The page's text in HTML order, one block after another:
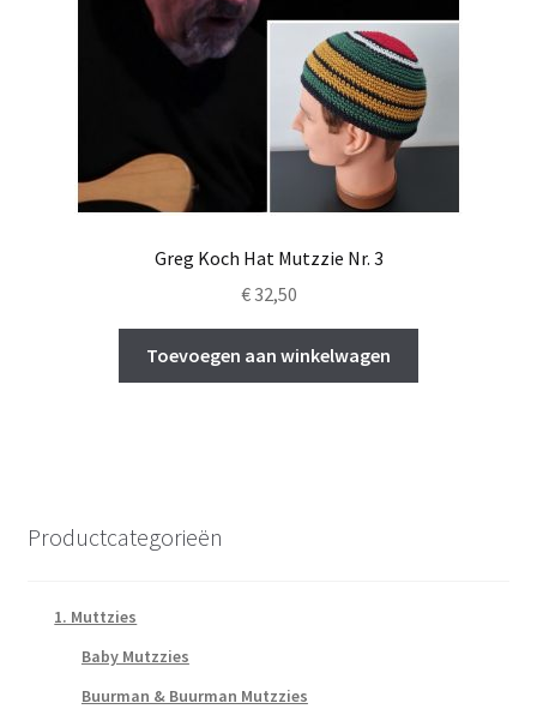
Greg Koch Hat Mutzzie Nr. 3
€32,50
Toevoegen aan winkelwagen
Productcategorieën
1. Muttzies
Baby Mutzzies
Buurman & Buurman Mutzzies